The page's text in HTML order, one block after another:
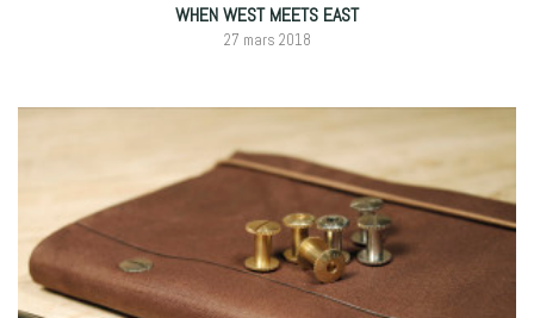
WHEN WEST MEETS EAST
27 mars 2018